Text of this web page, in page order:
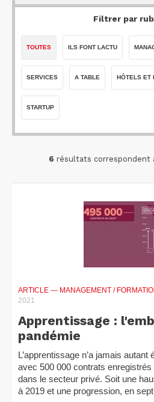
Filtrer par
TOUTES ILS FONT LACTU
SERVICES A TABLE HÔTELS ET
STARTUP
6 résultats correspondent
ARTICLE — MANAGEMENT /
2021
Apprentissage :
pandémie
L’apprentissage n’a jamais
avec 500 000 contrats
dans le secteur privé. Soit une
à 2019 et une progression, en